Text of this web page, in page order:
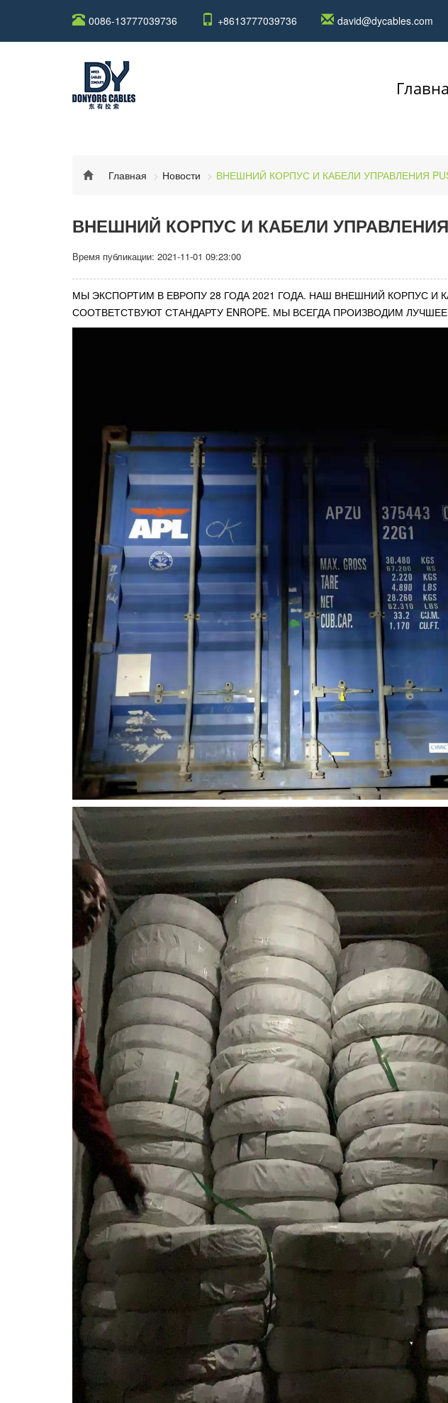
0086-13777039736 +8613777039736 david@dycables.com
Главная Новости ВНЕШНИЙ КОРПУС И КАБЕЛИ УПРАВЛЕНИЯ
Время публикации: 2021-11-01 09:23:00
МЫ ЭКСПОРТИМ В ЕВРОПУ 28 ГОДА 2021 ГОДА. НАШ ВНЕШНИЙ КОРПУС И
СООТВЕТСТВУЮТ СТАНДАРТУ ENROPE. МЫ ВСЕГДА ПРОИЗВОДИМ